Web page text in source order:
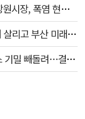
농촌부터 전통시장까지…강기윤 창원시장, 폭염 현장 누볐다
강무길 부산시의회 의장 "민생부터 살리고 부산 미래 준비하겠다"
중국 회사 이직 노리고 SK하이닉스 기밀 빼돌려…결국 실형